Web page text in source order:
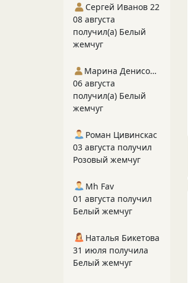
Сергей Иванов 22
08 августа
получил(а) Белый
жемчуг
Марина Денисова 5
06 августа
получил(а) Белый
жемчуг
Роман Цивинскас
03 августа получил
Розовый жемчуг
Mh Fav
01 августа получил
Белый жемчуг
Наталья Бикетова
31 июля получила
Белый жемчуг